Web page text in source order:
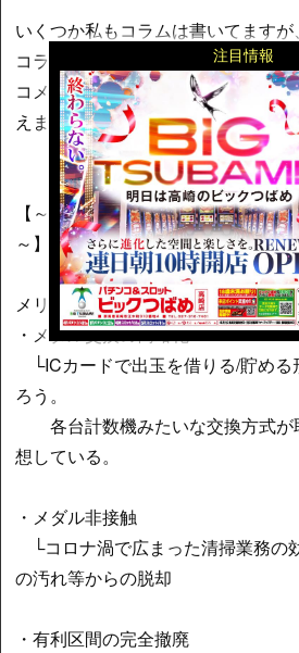
注目情報
いくつか私もコラムは書いてます
コラムを書くのは初めてだと気づく。
コメディ色や”フラ”がある文章は
えます。
【～スマートパチスロのメリット
～】
メリット
・メダル交換の簡略化
└ICカードで出玉を借りる/貯める
ろう。
各台計数機みたいな交換方式が
想している。
・メダル非接触
└コロナ渦で広まった清掃業務の
の汚れ等からの脱却
・有利区間の完全撤廃